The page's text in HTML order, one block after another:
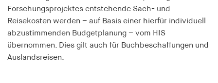
Forschungsprojektes entstehende Sach- und
Reisekosten werden – auf Basis einer hierfür individuell
abzustimmenden Budgetplanung – vom HIS
übernommen. Dies gilt auch für Buchbeschaffungen und
Auslandsreisen.
Dient dazu, die Effektivität von geschalteten
Anzeigen zu messen, indem es Conversions, wie
zum Beispiel Käufe oder Anmeldungen, verfolgt.